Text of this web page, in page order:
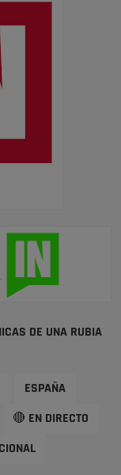
DE UNA RUBIA
ESPAÑA
🔴 EN DIRECTO